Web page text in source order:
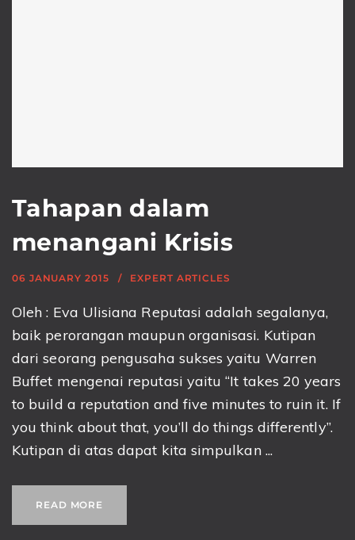
Tahapan dalam
menangani Krisis
06 JANUARY 2015 EXPERT ARTICLES
Oleh : Eva Ulisiana Reputasi adalah segalanya,
baik perorangan maupun organisasi. Kutipan
dari seorang pengusaha sukses yaitu Warren
Buffet mengenai reputasi yaitu “It takes 20 years
to build a reputation and five minutes to ruin it. If
you think about that, you’ll do things differently”.
Kutipan di atas dapat kita simpulkan ...
READ MORE